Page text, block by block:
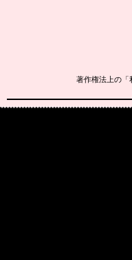
著作権法上の「